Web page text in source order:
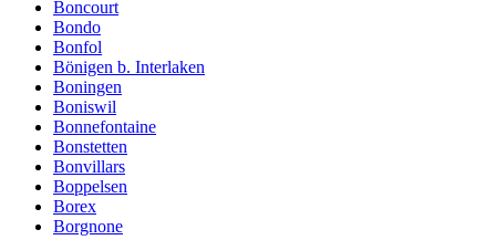
Boncourt
Bondo
Bonfol
Bönigen b. Interlaken
Boningen
Boniswil
Bonnefontaine
Bonstetten
Bonvillars
Boppelsen
Borex
Borgnone